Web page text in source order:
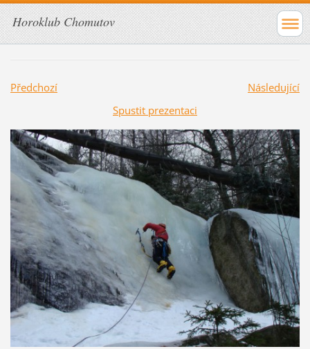
Horoklub Chomutov
Předchozí
Následující
Spustit prezentaci